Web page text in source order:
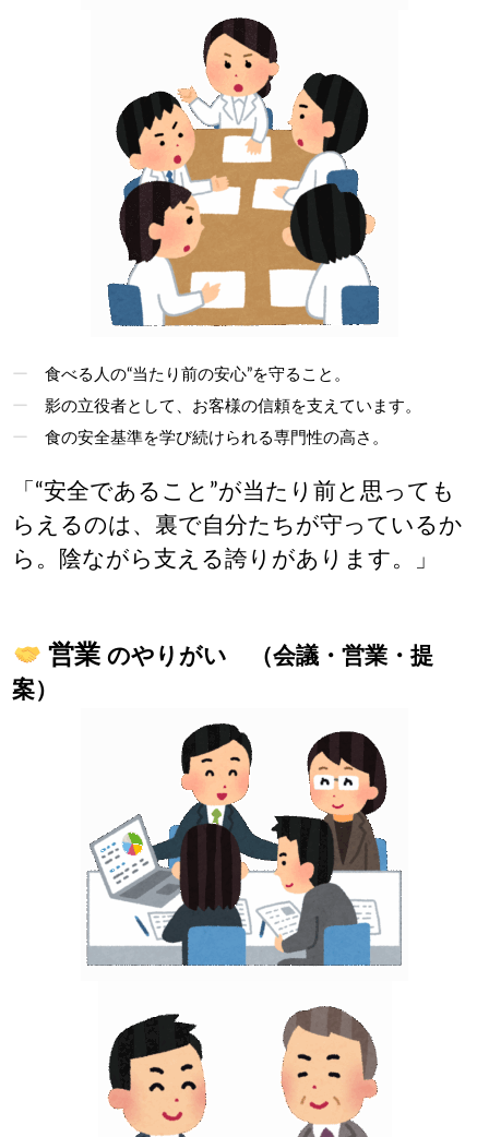
食べる人の“当たり前の安心”を守ること。
影の立役者として、お客様の信頼を支えています。
食の安全基準を学び続けられる専門性の高さ。
「“安全であること”が当たり前と思っても
らえるのは、裏で自分たちが守っているか
ら。陰ながら支える誇りがあります。」
営業 のやりがい （会議・営業・提
案）